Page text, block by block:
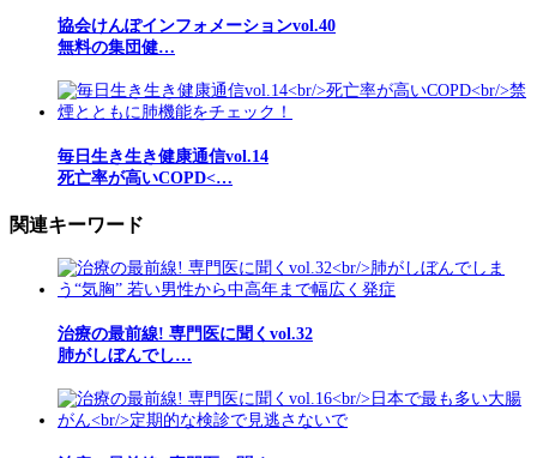
協会けんぽインフォメーションvol.40
無料の集団健…
毎日生き生き健康通信vol.14
死亡率が高いCOPD<…
関連キーワード
治療の最前線! 専門医に聞くvol.32
肺がしぼんでし…